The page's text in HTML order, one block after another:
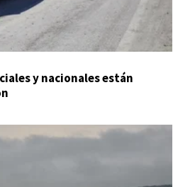
y nacionales están